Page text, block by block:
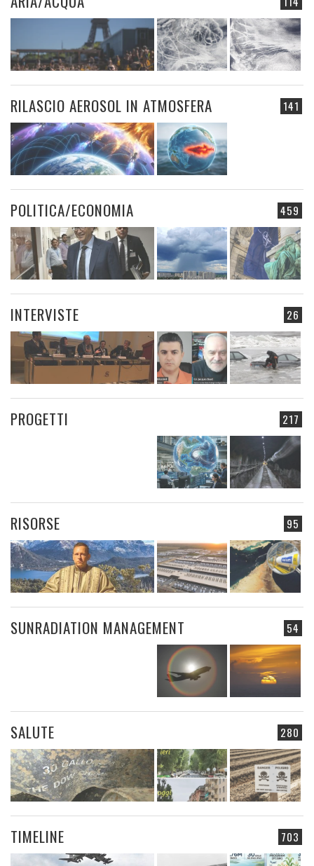
141
RILASCIO AEROSOL IN ATMOSFERA
459
POLITICA/ECONOMIA
26
INTERVISTE
217
PROGETTI
95
RISORSE
54
SUNRADIATION MANAGEMENT
280
SALUTE
703
TIMELINE